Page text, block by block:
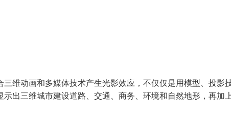
维动画和多媒体技术产生光影效应，不仅仅是用模型、投影
出三维城市建设道路、交通、商务、环境和自然地形，再加